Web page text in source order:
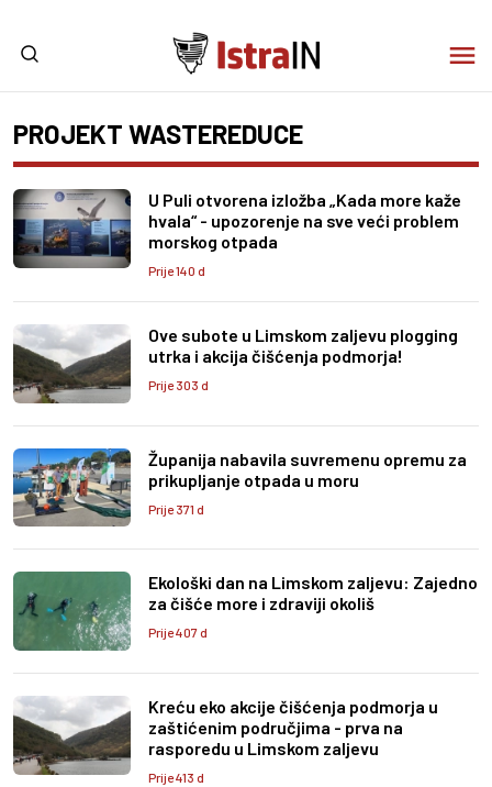
PROJEKT WASTEREDUCE
U Puli otvorena izložba „Kada more kaže
hvala“ - upozorenje na sve veći problem
morskog otpada
Prije 140 d
Ove subote u Limskom zaljevu plogging
utrka i akcija čišćenja podmorja!
Prije 303 d
Županija nabavila suvremenu opremu za
prikupljanje otpada u moru
Prije 371 d
Ekološki dan na Limskom zaljevu: Zajedno
za čišće more i zdraviji okoliš
Prije 407 d
Kreću eko akcije čišćenja podmorja u
zaštićenim područjima - prva na
rasporedu u Limskom zaljevu
Prije 413 d